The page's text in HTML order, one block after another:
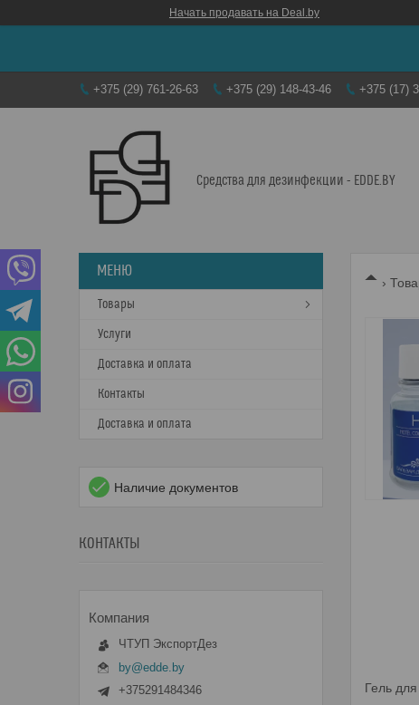
Начать продавать на Deal.by
+375 (29) 761-26-63 +375 (29) 148-43-46 +375 (17)
Средства для дезинфекции - EDDE.BY
Гель
Товары
Услуги
Доставка и оплата
Контакты
Доставка и оплата
Наличие документов
КОНТАКТЫ
ЧТУП ЭкспортДез
by@edde.by
+375291484346